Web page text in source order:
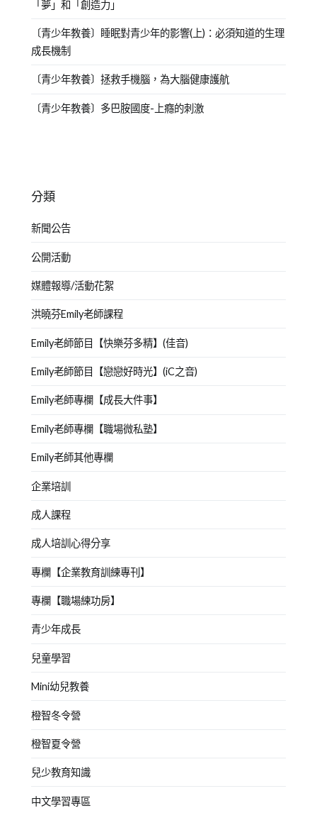
「夢」和「創造力」
〔青少年教養〕睡眠對青少年的影響(上)：必須知道的生理
成長機制
〔青少年教養〕拯救手機腦，為大腦健康護航
〔青少年教養〕多巴胺國度-上癮的刺激
分類
新聞公告
公開活動
媒體報導/活動花絮
洪曉芬Emily老師課程
Emily老師節目【快樂芬多精】(佳音)
Emily老師節目【戀戀好時光】(iC之音)
Emily老師專欄【成長大件事】
Emily老師專欄【職場微私塾】
Emily老師其他專欄
企業培訓
成人課程
成人培訓心得分享
專欄【企業教育訓練專刊】
專欄【職場練功房】
青少年成長
兒童學習
Mini幼兒教養
橙智冬令營
橙智夏令營
兒少教育知識
中文學習專區